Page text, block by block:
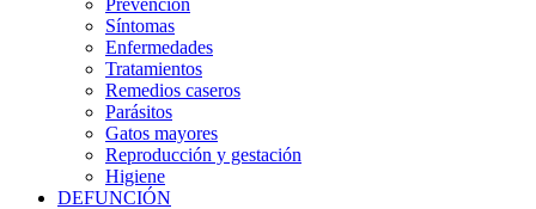
Prevención
Síntomas
Enfermedades
Tratamientos
Remedios caseros
Parásitos
Gatos mayores
Reproducción y gestación
Higiene
DEFUNCIÓN